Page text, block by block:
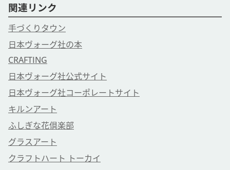
関連リンク
手づくりタウン
日本ヴォーグ社の本
CRAFTING
日本ヴォーグ社公式サイト
日本ヴォーグ社コーポレートサイト
キルンアート
ふしぎな花倶楽部
グラスアート
クラフトハート トーカイ